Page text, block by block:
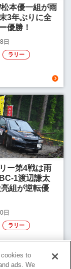
本優一組が雨
3年ぶりに全
優勝！
日
ラリー
ー第4戦は雨
1渡辺謙太
組が逆転優
日
ラリー
to
ads. We